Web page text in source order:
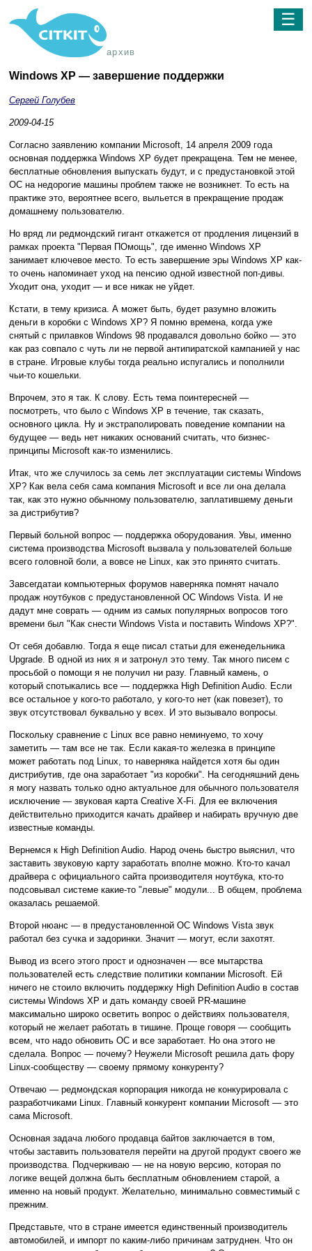
архив
☰
Windows XP — завершение поддержки
Сергей Голубев
2009-04-15
Согласно заявлению компании Microsoft, 14 апреля 2009 года
основная поддержка Windows XP будет прекращена. Тем не менее,
бесплатные обновления выпускать будут, и с предустановкой этой
ОС на недорогие машины проблем также не возникнет. То есть на
практике это, вероятнее всего, выльется в прекращение продаж
домашнему пользователю.
Но вряд ли редмондский гигант откажется от продления лицензий в
рамках проекта "Первая ПОмощь", где именно Windows XP
занимает ключевое место. То есть завершение эры Windows XP как-
то очень напоминает уход на пенсию одной известной поп-дивы.
Уходит она, уходит — и все никак не уйдет.
Кстати, в тему кризиса. А может быть, будет разумно вложить
деньги в коробки с Windows XP? Я помню времена, когда уже
снятый с прилавков Windows 98 продавался довольно бойко — это
как раз совпало с чуть ли не первой антипиратской кампанией у нас
в стране. Игровые клубы тогда реально испугались и пополнили
чьи-то кошельки.
Впрочем, это я так. К слову. Есть тема поинтересней —
посмотреть, что было с Windows XP в течение, так сказать,
основного цикла. Ну и экстраполировать поведение компании на
будущее — ведь нет никаких оснований считать, что бизнес-
принципы Microsoft как-то изменились.
Итак, что же случилось за семь лет эксплуатации системы Windows
XP? Как вела себя сама компания Microsoft и все ли она делала
так, как это нужно обычному пользователю, заплатившему деньги
за дистрибутив?
Первый больной вопрос — поддержка оборудования. Увы, именно
система производства Microsoft вызвала у пользователей больше
всего головной боли, а вовсе не Linux, как это принято считать.
Завсегдатаи компьютерных форумов наверняка помнят начало
продаж ноутбуков с предустановленной ОС Windows Vista. И не
дадут мне соврать — одним из самых популярных вопросов того
времени был "Как снести Windows Vista и поставить Windows XP?".
От себя добавлю. Тогда я еще писал статьи для еженедельника
Upgrade. В одной из них я и затронул это тему. Так много писем с
просьбой о помощи я не получил ни разу. Главный камень, о
который спотыкались все — поддержка High Definition Audio. Если
все остальное у кого-то работало, у кого-то нет (как повезет), то
звук отсутствовал буквально у всех. И это вызывало вопросы.
Поскольку сравнение с Linux все равно неминуемо, то хочу
заметить — там все не так. Если какая-то железка в принципе
может работать под Linux, то наверняка найдется хотя бы один
дистрибутив, где она заработает "из коробки". На сегодняшний день
я могу назвать только одно актуальное для обычного пользователя
исключение — звуковая карта Creative X-Fi. Для ее включения
действительно приходится качать драйвер и набирать вручную две
известные команды.
Вернемся к High Definition Audio. Народ очень быстро выяснил, что
заставить звуковую карту заработать вполне можно. Кто-то качал
драйвера с официального сайта производителя ноутбука, кто-то
подсовывал системе какие-то "левые" модули... В общем, проблема
оказалась решаемой.
Второй нюанс — в предустановленной ОС Windows Vista звук
работал без сучка и задоринки. Значит — могут, если захотят.
Вывод из всего этого прост и однозначен — все мытарства
пользователей есть следствие политики компании Microsoft. Ей
ничего не стоило включить поддержку High Definition Audio в состав
системы Windows XP и дать команду своей PR-машине
максимально широко осветить вопрос о действиях пользователя,
который не желает работать в тишине. Проще говоря — сообщить
всем, что надо обновить ОС и все заработает. Но она этого не
сделала. Вопрос — почему? Неужели Microsoft решила дать фору
Linux-сообществу — своему прямому конкуренту?
Отвечаю — редмондская корпорация никогда не конкурировала с
разработчиками Linux. Главный конкурент компании Microsoft — это
сама Microsoft.
Основная задача любого продавца байтов заключается в том,
чтобы заставить пользователя перейти на другой продукт своего же
производства. Подчеркиваю — не на новую версию, которая по
логике вещей должна быть бесплатным обновлением старой, а
именно на новый продукт. Желательно, минимально совместимый с
прежним.
Представьте, что в стране имеется единственный производитель
автомобилей, и импорт по каким-либо причинам затруднен. Что он